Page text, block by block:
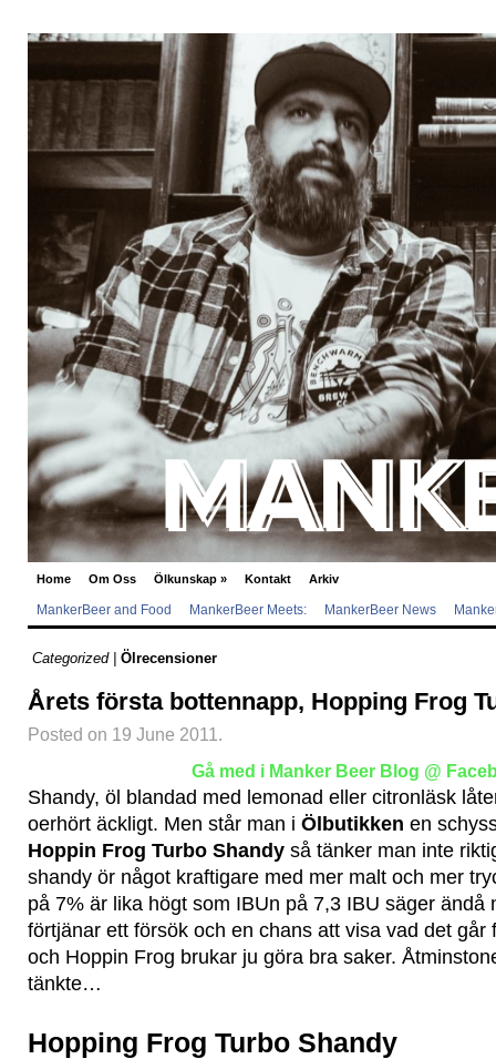
Home Om Oss Ölkunskap » Kontakt Arkiv
MankerBeer and Food MankerBeer Meets: MankerBeer News
Categorized | Ölrecensioner
Årets första bottennapp, Hopping Frog
Posted on 19 June 2011.
Gå med i Manker Beer Blog @
Shandy, öl blandad med lemonad eller citronläsk
oerhört äckligt. Men står man i Ölbutikken en
Hoppin Frog Turbo Shandy så tänker man inte
shandy ör något kraftigare med mer malt och mer
på 7% är lika högt som IBUn på 7,3 IBU säger ändå
förtjänar ett försök och en chans att visa vad det går
och Hoppin Frog brukar ju göra bra saker.
tänkte…
Hopping Frog Turbo Shandy